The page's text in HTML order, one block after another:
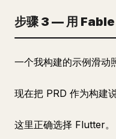
步骤 3 — 用
一个我构建的示例滑动
现在把 PRD 作为构建
这里正确选择 Flutter。